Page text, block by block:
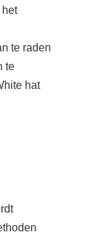
te raden
te
hat